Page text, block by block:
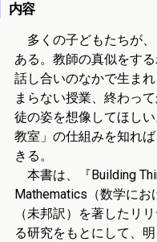
内容
多くの子どもたちが
ある。教師の真似をす
話し合いのなかで生ま
まらない授業、終わっ
徒の姿を想像してほし
教室」の仕組みを知れ
きる。
本書は、『Building
Mathematics（数学にお
（未邦訳）を著したリ
る研究をもとにして、